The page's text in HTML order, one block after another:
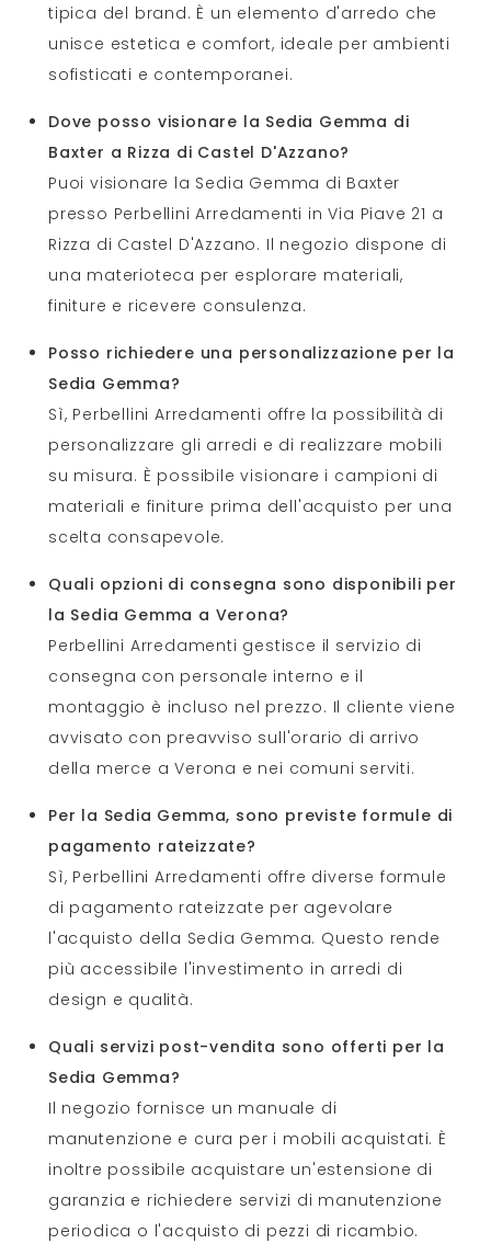
tipica del brand. È un elemento d'arredo che
unisce estetica e comfort, ideale per ambienti
sofisticati e contemporanei.
Dove posso visionare la Sedia Gemma di
Baxter a Rizza di Castel D'Azzano?
Puoi visionare la Sedia Gemma di Baxter
presso Perbellini Arredamenti in Via Piave 21 a
Rizza di Castel D'Azzano. Il negozio dispone di
una materioteca per esplorare materiali,
finiture e ricevere consulenza.
Posso richiedere una personalizzazione per la
Sedia Gemma?
Sì, Perbellini Arredamenti offre la possibilità di
personalizzare gli arredi e di realizzare mobili
su misura. È possibile visionare i campioni di
materiali e finiture prima dell'acquisto per una
scelta consapevole.
Quali opzioni di consegna sono disponibili per
la Sedia Gemma a Verona?
Perbellini Arredamenti gestisce il servizio di
consegna con personale interno e il
montaggio è incluso nel prezzo. Il cliente viene
avvisato con preavviso sull'orario di arrivo
della merce a Verona e nei comuni serviti.
Per la Sedia Gemma, sono previste formule di
pagamento rateizzate?
Sì, Perbellini Arredamenti offre diverse formule
di pagamento rateizzate per agevolare
l'acquisto della Sedia Gemma. Questo rende
più accessibile l'investimento in arredi di
design e qualità.
Quali servizi post-vendita sono offerti per la
Sedia Gemma?
Il negozio fornisce un manuale di
manutenzione e cura per i mobili acquistati. È
inoltre possibile acquistare un'estensione di
garanzia e richiedere servizi di manutenzione
periodica o l'acquisto di pezzi di ricambio.